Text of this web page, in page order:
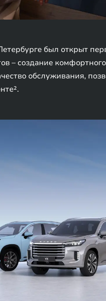
был открыт
– создание
обслуживания,